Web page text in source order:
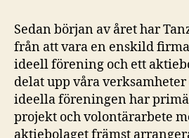
Sedan början av året har
från att vara en enskild
ideell förening och ett
delat upp våra
ideella föreningen har
projekt och volontärarbete